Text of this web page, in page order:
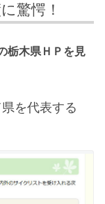
驚愕！
栃木県ＨＰを見
を代表する